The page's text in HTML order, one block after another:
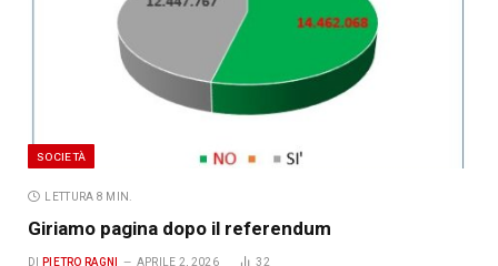
SOCIETÀ
LETTURA 8 MIN.
Giriamo pagina dopo il referendum
DI PIETRO RAGNI APRILE 2, 2026 32